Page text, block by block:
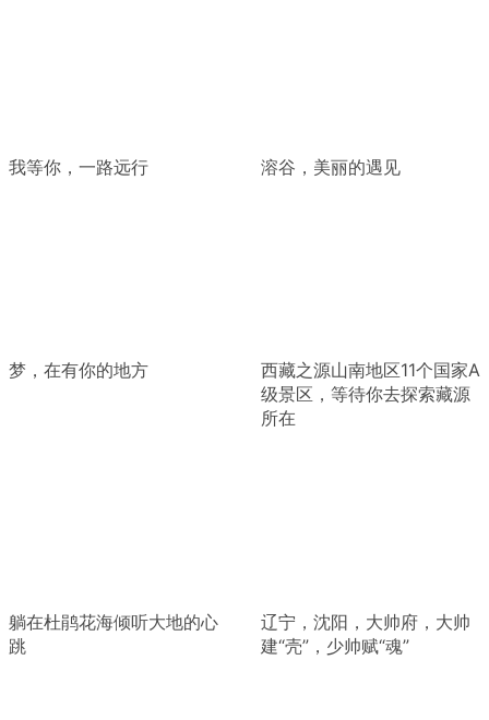
我等你，一路远行 溶谷，美丽的遇见
梦，在有你的地方
西藏之源山南地区11个国家A
级景区，等待你去探索藏源
所在
躺在杜鹃花海倾听大地的心
跳
辽宁，沈阳，大帅府，大帅
建“壳”，少帅赋“魂”